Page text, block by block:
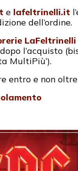
e lafeltrinelli.it
dell’ordine.
LaFeltrinelli
l’acquisto
MultiPiù’).
entro e non